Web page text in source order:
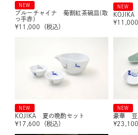
NEW
ブルーチャイナ 菊割紅茶碗皿(取
っ手赤)
¥11,000 （税込）
NEW
KOJIKA
¥11,000
NEW
KOJIKA 夏の晩酌セット
¥17,600 （税込）
NEW
豪華 豆
¥23,100